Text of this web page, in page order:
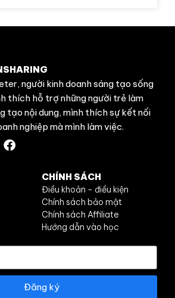
người kinh doanh sáng tạo sống
thích hỗ trợ những người trẻ làm
tạo nội dung, mình thích sự kết nối
nghiệp mà mình làm việc.
CHÍNH SÁCH
Điều khoản - điều kiện
Chính sách bảo mật
Chính sách Affiliate
Hướng dẫn vào học
Đăng ký